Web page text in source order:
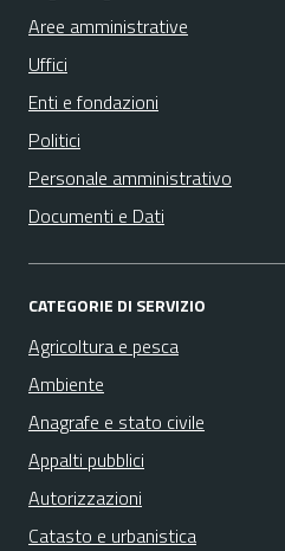
Aree amministrative
Uffici
Enti e fondazioni
Politici
Personale amministrativo
Documenti e Dati
CATEGORIE DI SERVIZIO
Agricoltura e pesca
Ambiente
Anagrafe e stato civile
Appalti pubblici
Autorizzazioni
Catasto e urbanistica